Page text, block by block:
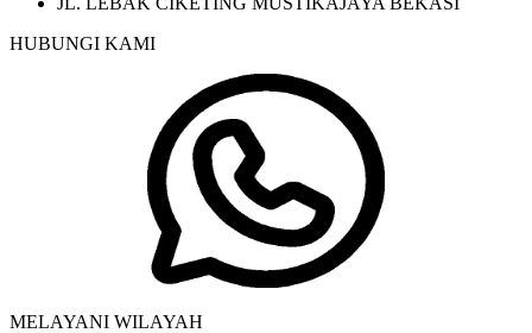
HUBUNGI KAMI
MELAYANI WILAYAH